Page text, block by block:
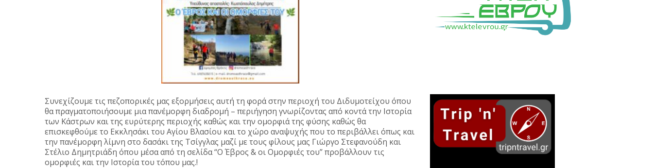
Συνεχίζουμε τις πεζοπορικές μας εξορμήσεις αυτή τη φορά στην περιοχή του Διδυμοτείχου όπου
θα πραγματοποιήσουμε μια πανέμορφη διαδρομή – περιήγηση γνωρίζοντας από κοντά την Ιστορία
των Κάστρων και της ευρύτερης περιοχής καθώς και την ομορφιά της φύσης καθώς θα
επισκεφθούμε το Εκκλησάκι του Αγίου Βλασίου και το χώρο αναψυχής που το περιβάλλει όπως και
την πανέμορφη λίμνη στο δασάκι της Τσίγγλας μαζί με τους φίλους μας Γιώργο Στεφανούδη και
Στέλιο Δημητριάδη όπου μέσα από τη σελίδα “Ο Έβρος & οι Ομορφιές του” προβάλλουν τις
ομορφιές και την Ιστορία του τόπου μας.!